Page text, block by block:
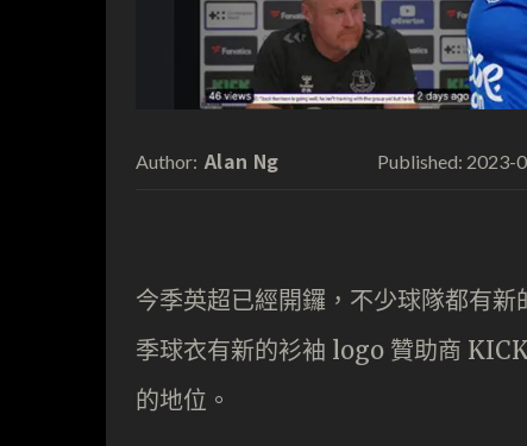
Author: Alan Ng Published: 2023-
今季英超已經開鑼，不少球隊都有
季球衣有新的衫袖 logo 贊助商
的地位。